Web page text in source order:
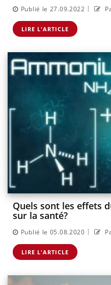
Publié le 27.09.2022 |
LIRE L'ARTICLE
Quels sont les effets
sur la santé?
Publié le 05.08.2020 |
LIRE L'ARTICLE